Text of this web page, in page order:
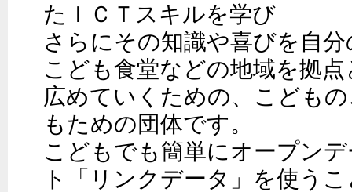
たＩＣＴスキルを学び
さらにその知識や喜びを自
こども食堂などの地域を拠
広めていくための、こども
もための団体です。
こどもでも簡単にオープン
ト「リンクデータ」を使う